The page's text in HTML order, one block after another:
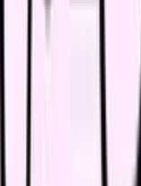
揺れ動き、「本当にこ
的ジレンマに直面する
関わる環境で働くこと
ルとして見られるため
評価や比較に陥りやす